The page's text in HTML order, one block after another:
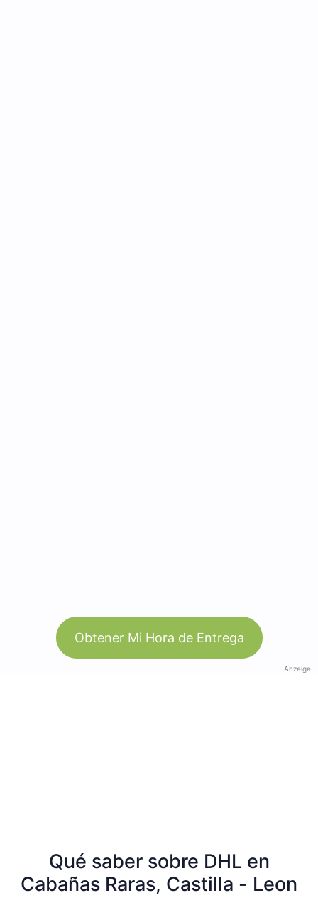
Obtener Mi Hora de Entrega
Anzeige
Qué saber sobre DHL en
Cabañas Raras, Castilla - Leon